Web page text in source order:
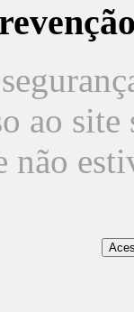
ao
não